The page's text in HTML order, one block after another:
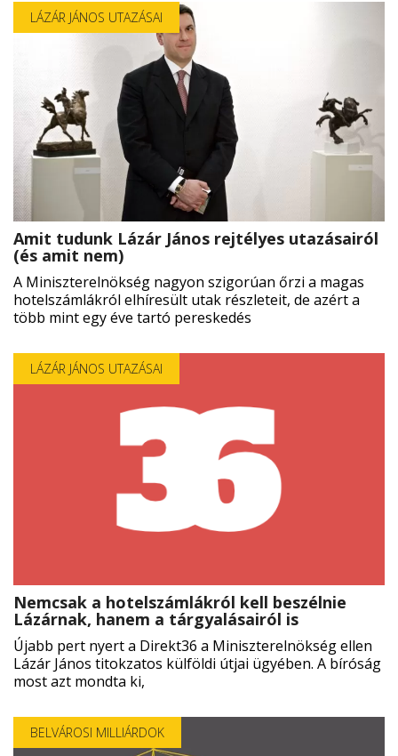
LÁZÁR JÁNOS UTAZÁSAI
Amit tudunk Lázár János rejtélyes utazásairól
(és amit nem)
A Miniszterelnökség nagyon szigorúan őrzi a magas
hotelszámlákról elhíresült utak részleteit, de azért a
több mint egy éve tartó pereskedés
LÁZÁR JÁNOS UTAZÁSAI
Nemcsak a hotelszámlákról kell beszélnie
Lázárnak, hanem a tárgyalásairól is
Újabb pert nyert a Direkt36 a Miniszterelnökség ellen
Lázár János titokzatos külföldi útjai ügyében. A bíróság
most azt mondta ki,
BELVÁROSI MILLIÁRDOK